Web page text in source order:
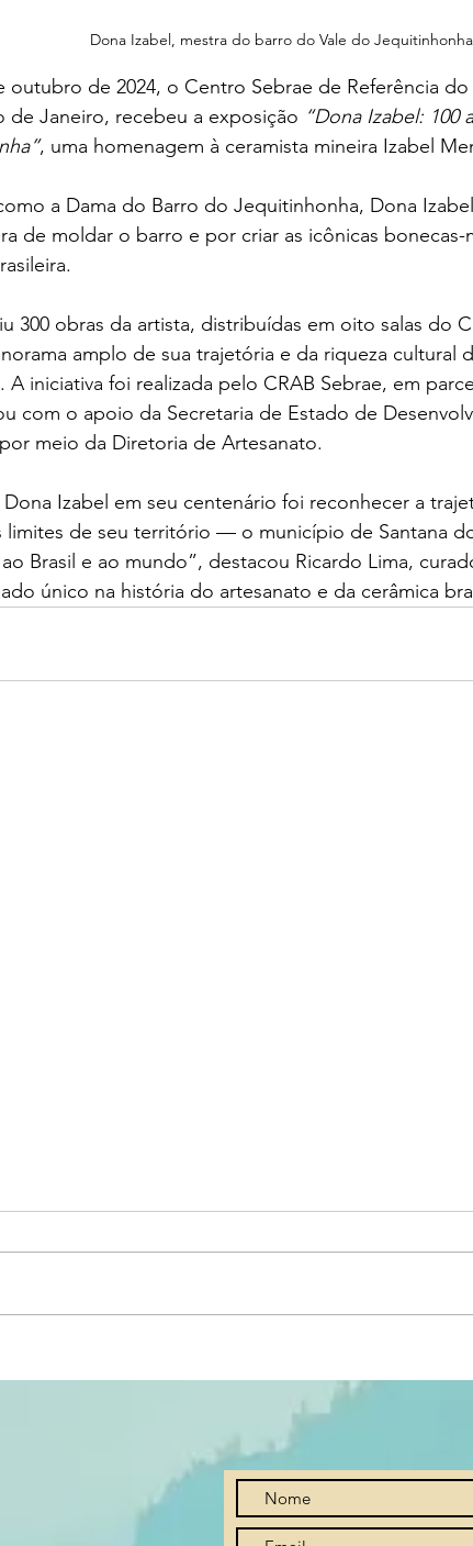
Dona Izabel, mestra do barro do Vale do Jequitinhonha
outubro de 2024, o Centro Sebrae de Referência
de Janeiro, recebeu a exposição “Dona Izabel: 100
, uma homenagem à ceramista mineira Izabel
a Dama do Barro do Jequitinhonha, Dona
de moldar o barro e por criar as icônicas
300 obras da artista, distribuídas em oito salas do
amplo de sua trajetória e da riqueza cultural
A iniciativa foi realizada pelo CRAB Sebrae, em
com o apoio da Secretaria de Estado de
meio da Diretoria de Artesanato.
Dona Izabel em seu centenário foi reconhecer a
limites de seu território — o município de Santana
ao Brasil e ao mundo”, destacou Ricardo Lima,
único na história do artesanato e da cerâmica